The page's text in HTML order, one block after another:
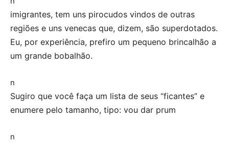
imigrantes, tem uns pirocudos vindos de outras
regiões e uns venecas que, dizem, são superdotados.
Eu, por experiência, prefiro um pequeno brincalhão a
um grande bobalhão.
n
Sugiro que você faça um lista de seus “ficantes” e
enumere pelo tamanho, tipo: vou dar prum
n